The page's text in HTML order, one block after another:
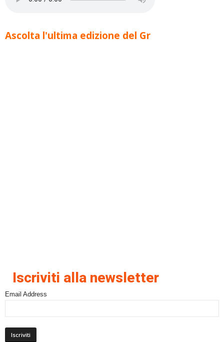
Ascolta l'ultima edizione del Gr
Iscriviti alla newsletter
Email Address